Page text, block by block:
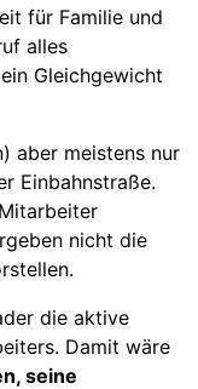
für Familie und
alles
Gleichgewicht
aber meistens nur
Einbahnstraße.
nicht die
die aktive
Damit wäre
seine